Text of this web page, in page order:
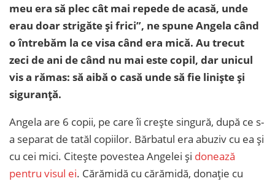
meu era să plec cât mai repede de acasă, unde
erau doar strigăte și frici”, ne spune Angela când
o întrebăm la ce visa când era mică. Au trecut
zeci de ani de când nu mai este copil, dar unicul
vis a rămas: să aibă o casă unde să fie liniște și
siguranță.
Angela are 6 copii, pe care îi crește singură, după ce s-
a separat de tatăl copiilor. Bărbatul era abuziv cu ea și
cu cei mici. Citește povestea Angelei și donează
pentru visul ei. Cărămidă cu cărămidă, donație cu